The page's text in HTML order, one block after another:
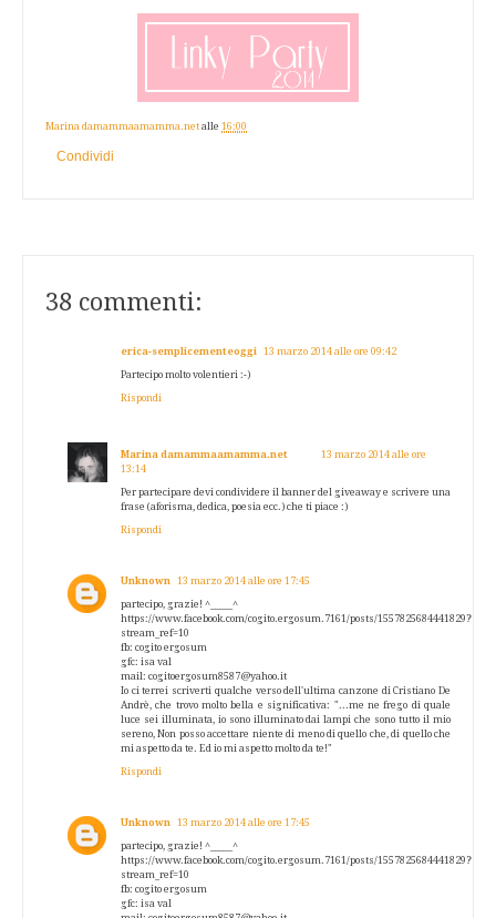
Marina damammaamamma.net alle 16:00
Condividi
38 commenti:
erica-semplicementeoggi 13 marzo 2014 alle ore 09:42
Partecipo molto volentieri :-)
Rispondi
Marina damammaamamma.net
13 marzo 2014 alle ore
13:14
Per partecipare devi condividere il banner del giveaway e scrivere una
frase (aforisma, dedica, poesia ecc.) che ti piace :)
Rispondi
Unknown 13 marzo 2014 alle ore 17:45
partecipo, grazie! ^_____^
https://www.facebook.com/cogito.ergosum.7161/posts/1557825684441829?
stream_ref=10
fb: cogito ergosum
gfc: isa val
mail: cogitoergosum8587@yahoo.it
Io ci terrei scriverti qualche verso dell'ultima canzone di Cristiano De
Andrè, che trovo molto bella e significativa: "...me ne frego di quale
luce sei illuminata, io sono illuminato dai lampi che sono tutto il mio
sereno, Non posso accettare niente di meno di quello che, di quello che
mi aspetto da te. Ed io mi aspetto molto da te!"
Rispondi
Unknown 13 marzo 2014 alle ore 17:45
partecipo, grazie! ^_____^
https://www.facebook.com/cogito.ergosum.7161/posts/1557825684441829?
stream_ref=10
fb: cogito ergosum
gfc: isa val